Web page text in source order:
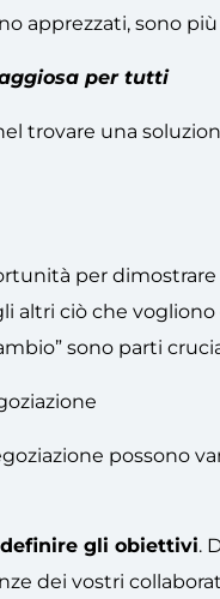
apprezzati, sono
per tutti
trovare una
per
altri ciò che
sono parti
possono
definire gli obiettivi.
dei vostri